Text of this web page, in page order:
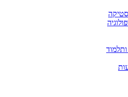
ותלמוד